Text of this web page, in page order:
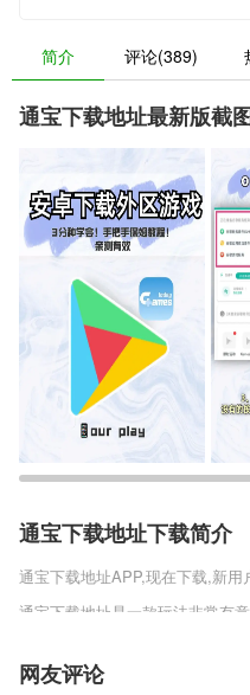
简介 评论(389)
通宝下载地址最新版截图
通宝下载地址下载简介
通宝下载地址APP,现在下载,新用
通宝下载地址是一款玩法非常有
这款游戏中是可以体验很多的玩
启的，玩家一定要快速的进行体
法是可以获取大量的资源。
网友评论